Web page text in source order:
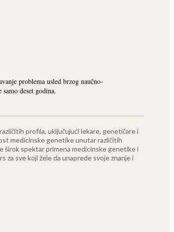
problema usled brzog naučno-
deset godina.
profila, uključujući lekare, genetičare i
medicinske genetike unutar različitih
širok spektar primena medicinske genetike i
za sve koji žele da unaprede svoje znanje i